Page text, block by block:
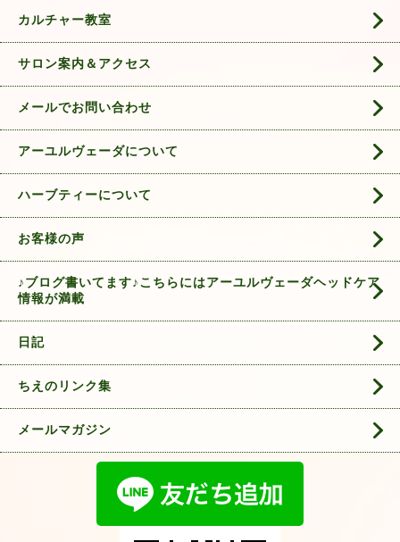
カルチャー教室
サロン案内＆アクセス
メールでお問い合わせ
アーユルヴェーダについて
ハーブティーについて
お客様の声
♪ブログ書いてます♪こちらにはアーユルヴェーダヘッドケア
情報が満載
日記
ちえのリンク集
メールマガジン